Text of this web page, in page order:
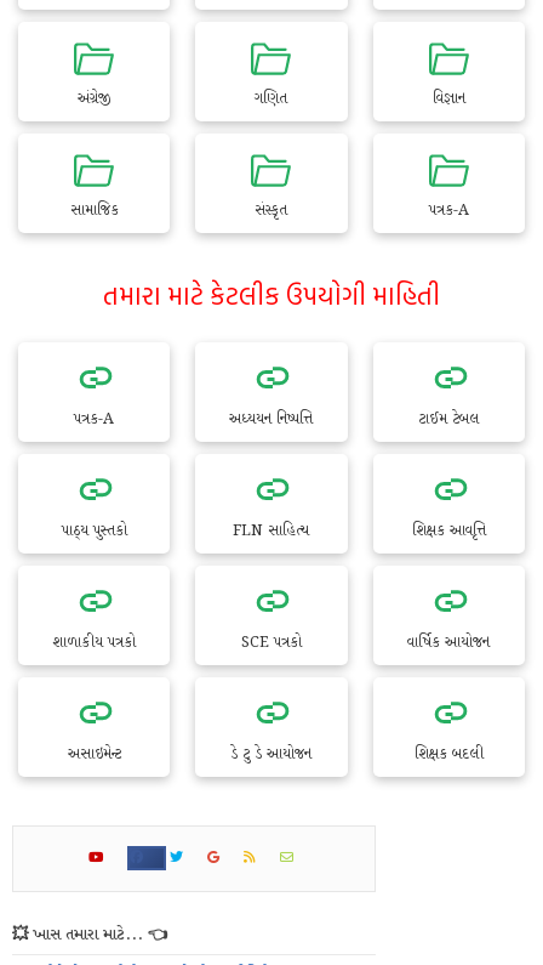
અંગ્રેજી ગણિત વિજ્ઞાન
સામાજિક સંસ્કૃત પત્રક-A
તમારા માટે કેટલીક ઉપયોગી માહિતી
પત્રક-A અધ્યયન નિષ્પત્તિ ટાઈમ ટેબલ
પાઠ્ય પુસ્તકો FLN સાહિત્ય શિક્ષક આવૃત્તિ
શાળાકીય પત્રકો SCE પત્રકો વાર્ષિક આયોજન
અસાઇમેન્ટ ડે ટુ ડે આયોજન શિક્ષક બદલી
💥 ખાસ તમારા માટે... 👈